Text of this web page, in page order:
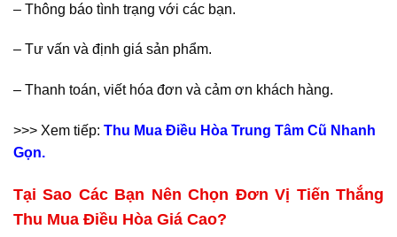
– Thông báo tình trạng với các bạn.
– Tư vấn và định giá sản phẩm.
– Thanh toán, viết hóa đơn và cảm ơn khách hàng.
>>> Xem tiếp: Thu Mua Điều Hòa Trung Tâm Cũ Nhanh
Gọn.
Tại Sao Các Bạn Nên Chọn Đơn Vị Tiến Thắng
Thu Mua Điều Hòa Giá Cao?